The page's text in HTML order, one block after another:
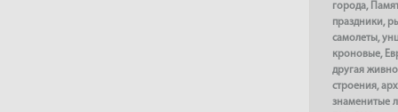
города,
праздники,
самолеты,
кроновые,
другая
строения,
знаменитые